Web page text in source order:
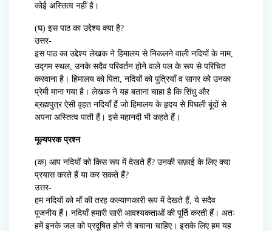
कोई अस्तित्व नहीं है।
(घ) इस पाठ का उद्देश्य क्या है?
उत्तर-
इस पाठ का उद्देश्य लेखक ने हिमालय से निकलने वाली नदियों के नाम,
उद्गम स्थल, उनके सदैव परिवर्तन होने वाले पल के रूप से परिचित
करवाना है। हिमालय को पिता, नदियों को पुत्रियाँ व सागर को उनका
प्रेमी माना गया है। लेखक ने यह बताना चाहा है कि सिंधु और
ब्रह्मपुत्र ऐसी वृहत नदियाँ हैं जो हिमालय के हृदय से पिघली बूंदों से
अपना अस्तित्व पाती हैं। इसे महानदी भी कहते हैं।
मूल्यपरक प्रश्न
(क) आप नदियों को किस रूप में देखते हैं? उनकी सफ़ाई के लिए क्या
प्रयास करते हैं या कर सकते हैं?
उत्तर-
हम नदियों को माँ की तरह कल्याणकारी रूप में देखते हैं, ये सदैव
पूजनीय हैं। नदियाँ हमारी सारी आवश्यकताओं की पूर्ति करती हैं। अतः
हमें इनके जल को प्रदूषित होने से बचाना चाहिए। इसके लिए हम यह